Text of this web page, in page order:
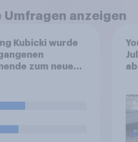
Umfragen anzeigen
Kubicki wurde
zum neuen
das für die FDP
oder wird es